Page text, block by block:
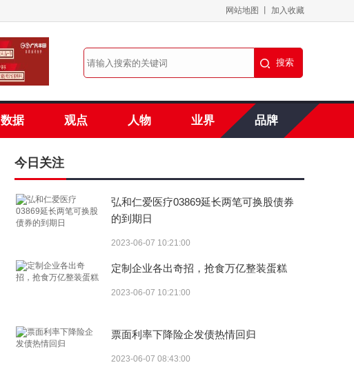
网站地图 加入收藏
数据 观点 人物 业界 品牌
今日关注
弘和仁爱医疗03869延长两笔可换股债券
的到期日
2023-06-07 10:21:00
定制企业各出奇招，抢食万亿整装蛋糕
2023-06-07 10:21:00
票面利率下降险企发债热情回归
2023-06-07 08:43:00